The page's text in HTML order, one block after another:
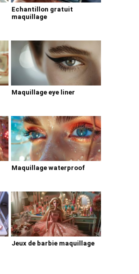
Echantillon gratuit
maquillage
Maquillage eye liner
Maquillage waterproof
Jeux de barbie maquillage